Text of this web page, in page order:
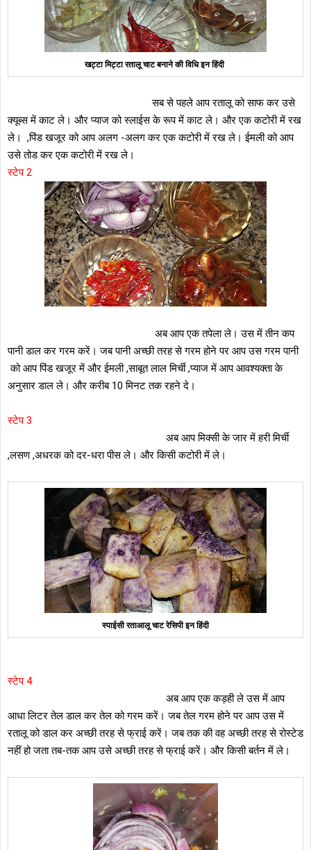
खट्टा मिट्टा रतालू चाट बनाने की विधि इन हिंदी
सब से पहले आप रतालू को साफ कर उसे
क्यूब्स में काट ले। और प्याज को स्लाईस के रूप में काट ले। और एक कटोरी में रख
ले। ,पिंड खजूर को आप अलग -अलग कर एक कटोरी में रख ले। ईमली को आप
उसे तोड कर एक कटोरी में रख ले।
स्टेप 2
अब आप एक तपेला ले। उस में तीन कप
पानी डाल कर गरम करें। जब पानी अच्छी तरह से गरम होने पर आप उस गरम पानी
को आप पिंड खजूर में और ईमली ,साबूत लाल मिर्ची ,प्याज में आप आवश्यक्ता के
अनुसार डाल ले। और करीब 10 मिनट तक रहने दे।
स्टेप 3
अब आप मिक्सी के जार में हरी मिर्ची
,लसण ,अधरक को दर-धरा पीस ले। और किसी कटोरी में ले।
स्पाईसी रताआलू चाट रेसिपी इन हिंदी
स्टेप 4
अब आप एक कड़ही ले उस में आप
आधा लिटर तेल डाल कर तेल को गरम करें। जब तेल गरम होने पर आप उस में
रतालू को डाल कर अच्छी तरह से फ्राई करें। जब तक की वह अच्छी तरह से रोस्टेड
नहीं हो जता तब-तक आप उसे अच्छी तरह से फ्राई करें। और किसी बर्तन में ले।